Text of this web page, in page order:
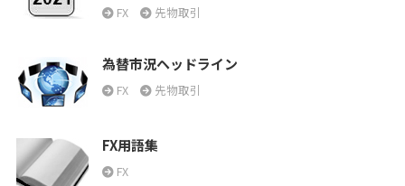
FX 先物取引
為替市況ヘッドライン
FX 先物取引
FX用語集
FX